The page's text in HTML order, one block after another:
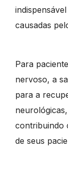
causadas
Para
nervoso, a
para a
contribuindo
de seus